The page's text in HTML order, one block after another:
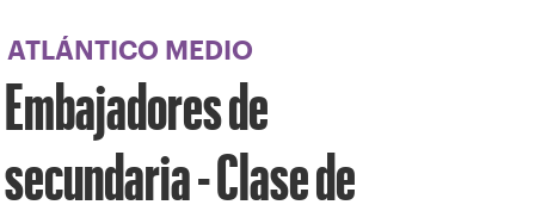
ATLÁNTICO MEDIO
Embajadores de
secundaria - Clase de